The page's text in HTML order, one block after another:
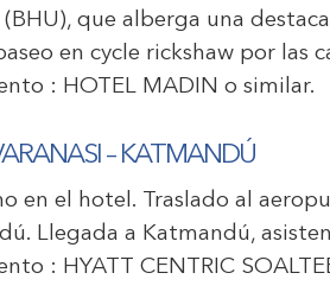
(BHU), que alberga una
en cycle rickshaw por las
: HOTEL MADIN o similar.
– KATMANDÚ
en el hotel. Traslado al
Llegada a Katmandú,
: HYATT CENTRIC